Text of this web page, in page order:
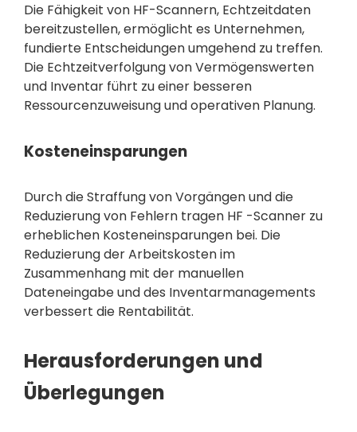
Die Fähigkeit von HF-Scannern, Echtzeitdaten
bereitzustellen, ermöglicht es Unternehmen,
fundierte Entscheidungen umgehend zu treffen.
Die Echtzeitverfolgung von Vermögenswerten
und Inventar führt zu einer besseren
Ressourcenzuweisung und operativen Planung.
Kosteneinsparungen
Durch die Straffung von Vorgängen und die
Reduzierung von Fehlern tragen HF -Scanner zu
erheblichen Kosteneinsparungen bei. Die
Reduzierung der Arbeitskosten im
Zusammenhang mit der manuellen
Dateneingabe und des Inventarmanagements
verbessert die Rentabilität.
Herausforderungen und
Überlegungen